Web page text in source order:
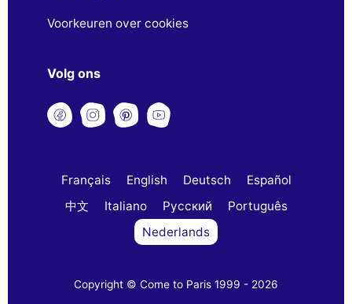
Voorkeuren over cookies
Volg ons
Français English Deutsch
Español
中文
Italiano Русский
Português
Nederlands
Copyright © Come to Paris 1999 - 2026